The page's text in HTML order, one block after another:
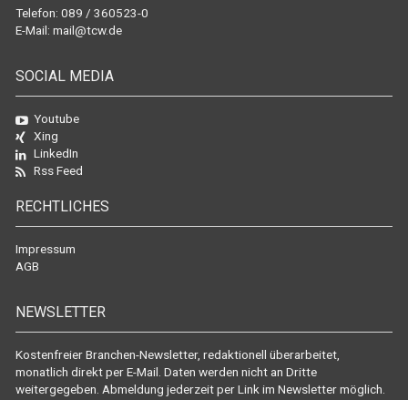
Telefon: 089 / 360523-0
E-Mail: mail@tcw.de
SOCIAL MEDIA
Youtube
Xing
LinkedIn
Rss Feed
RECHTLICHES
Impressum
AGB
NEWSLETTER
Kostenfreier Branchen-Newsletter, redaktionell überarbeitet,
monatlich direkt per E-Mail. Daten werden nicht an Dritte
weitergegeben. Abmeldung jederzeit per Link im Newsletter möglich.